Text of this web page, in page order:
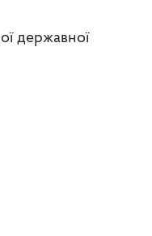
державної